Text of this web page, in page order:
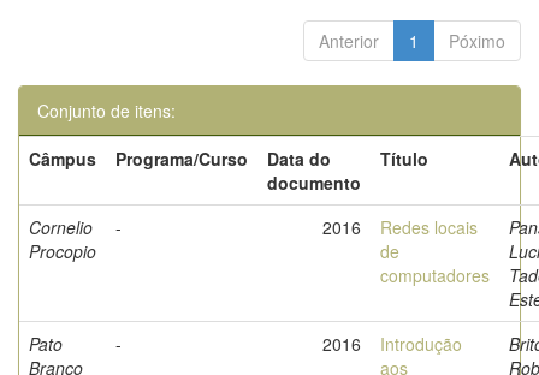
Anterior 1 Póximo
Conjunto de itens:
Câmpus
Programa/Curso
Data do
documento
Título
Cornelio
Procopio
- 2016
Redes locais
de
computadores
Pato
Branco
- 2016
Introdução
aos